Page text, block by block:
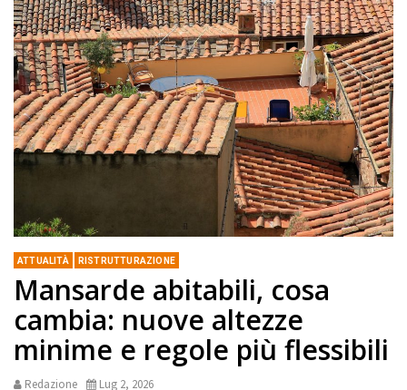
ATTUALITÀ RISTRUTTURAZIONE
Mansarde abitabili, cosa
cambia: nuove altezze
minime e regole più flessibili
Redazione Lug 2, 2026